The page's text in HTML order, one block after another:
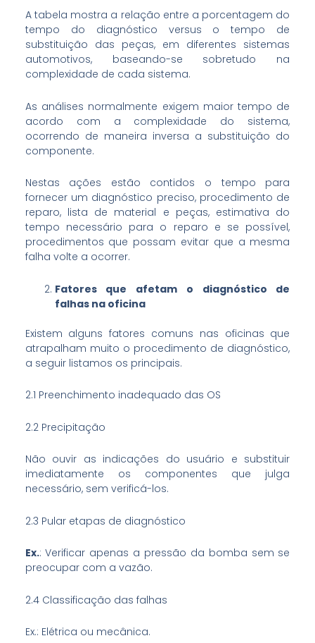
A tabela mostra a relação entre a porcentagem do
tempo do diagnóstico versus o tempo de
substituição das peças, em diferentes sistemas
automotivos, baseando-se sobretudo na
complexidade de cada sistema.
As análises normalmente exigem maior tempo de
acordo com a complexidade do sistema,
ocorrendo de maneira inversa a substituição do
componente.
Nestas ações estão contidos o tempo para
fornecer um diagnóstico preciso, procedimento de
reparo, lista de material e peças, estimativa do
tempo necessário para o reparo e se possível,
procedimentos que possam evitar que a mesma
falha volte a ocorrer.
Fatores que afetam o diagnóstico de
falhas na oficina
Existem alguns fatores comuns nas oficinas que
atrapalham muito o procedimento de diagnóstico,
a seguir listamos os principais.
2.1 Preenchimento inadequado das OS
2.2 Precipitação
Não ouvir as indicações do usuário e substituir
imediatamente os componentes que julga
necessário, sem verificá-los.
2.3 Pular etapas de diagnóstico
Ex.: Verificar apenas a pressão da bomba sem se
preocupar com a vazão.
2.4 Classificação das falhas
Ex.: Elétrica ou mecânica.